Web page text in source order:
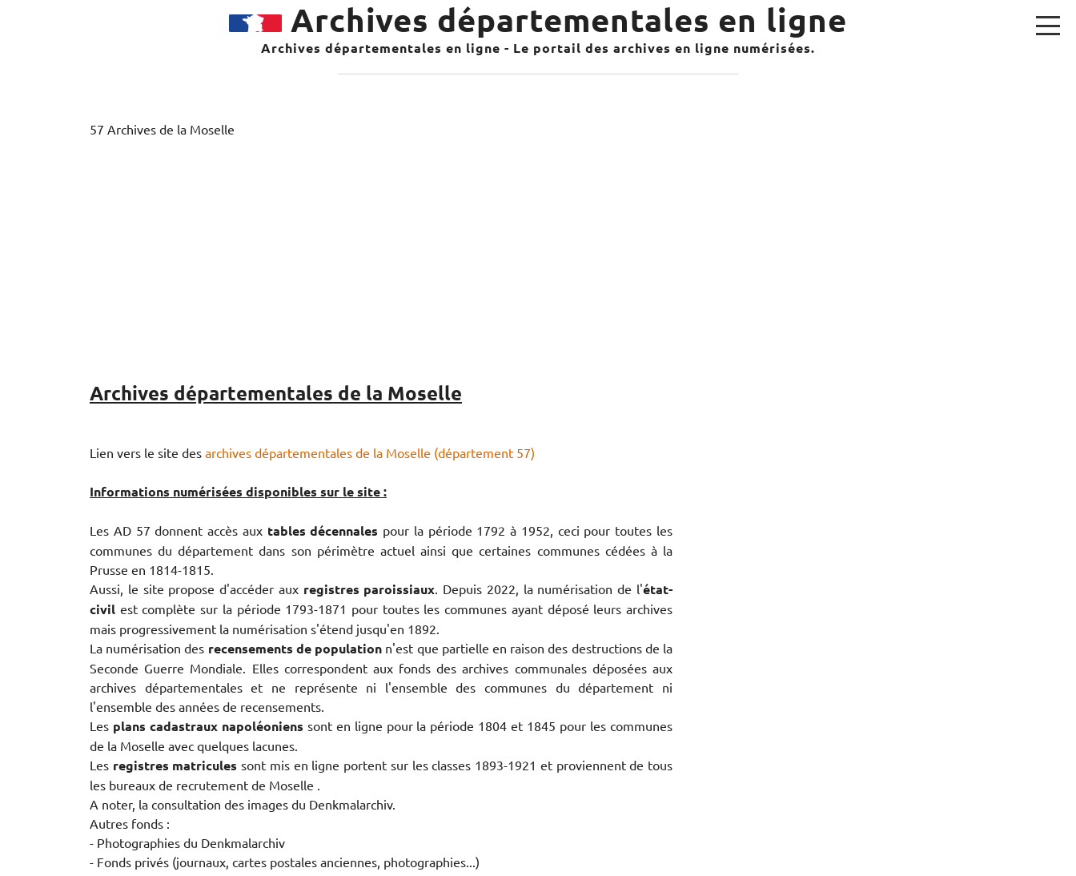
Archives départementales en ligne
Archives départementales en ligne - Le portail des archives en ligne numérisées.
57 Archives de la Moselle
Archives départementales de la Moselle
Lien vers le site des archives départementales de la Moselle (département 57)
Informations numérisées disponibles sur le site :
Les AD 57 donnent accès aux tables décennales pour la période 1792 à 1952, ceci pour toutes les
communes du département dans son périmètre actuel ainsi que certaines communes cédées à la
Prusse en 1814-1815.
Aussi, le site propose d'accéder aux registres paroissiaux . Depuis 2022, la numérisation de l'état-
civil est complète sur la période 1793-1871 pour toutes les communes ayant déposé leurs archives
mais progressivement la numérisation s'étend jusqu'en 1892.
La numérisation des recensements de population n'est que partielle en raison des destructions de la
Seconde Guerre Mondiale. Elles correspondent aux fonds des archives communales déposées aux
archives départementales et ne représente ni l'ensemble des communes du département ni
l'ensemble des années de recensements.
Les plans cadastraux napoléoniens sont en ligne pour la période 1804 et 1845 pour les communes
de la Moselle avec quelques lacunes.
Les registres matricules sont mis en ligne portent sur les classes 1893-1921 et proviennent de tous
les bureaux de recrutement de Moselle .
A noter, la consultation des images du Denkmalarchiv.
Autres fonds :
- Photographies du Denkmalarchiv
- Fonds privés (journaux, cartes postales anciennes, photographies...)